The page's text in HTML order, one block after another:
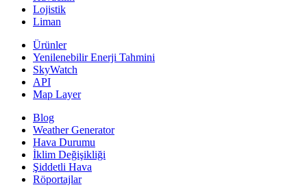
Lojistik
Liman
Ürünler
Yenilenebilir Enerji Tahmini
SkyWatch
API
Map Layer
Blog
Weather Generator
Hava Durumu
İklim Değişikliği
Şiddetli Hava
Röportajlar